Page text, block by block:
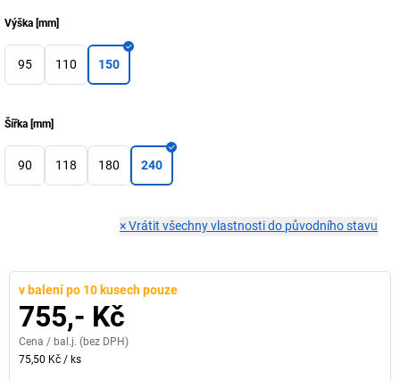
Výška [mm]
95 110 150
Šířka [mm]
90 118 180 240
×Vrátit všechny vlastnosti do původního stavu
v balení po 10 kusech pouze
755,- Kč
Cena / bal.j. (bez DPH)
75,50 Kč / ks